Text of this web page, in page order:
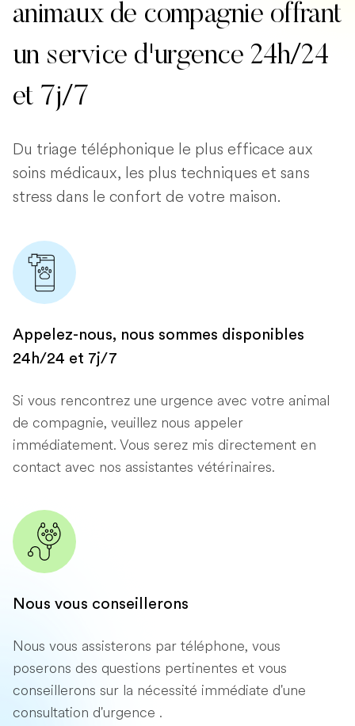
animaux de compagnie offrant
un service d'urgence 24h/24
et 7j/7
Du triage téléphonique le plus efficace aux
soins médicaux, les plus techniques et sans
stress dans le confort de votre maison.
Appelez-nous, nous sommes disponibles
24h/24 et 7j/7
Si vous rencontrez une urgence avec votre animal
de compagnie, veuillez nous appeler
immédiatement. Vous serez mis directement en
contact avec nos assistantes vétérinaires.
Nous vous conseillerons
Nous vous assisterons par téléphone, vous
poserons des questions pertinentes et vous
conseillerons sur la nécessité immédiate d'une
consultation d'urgence .